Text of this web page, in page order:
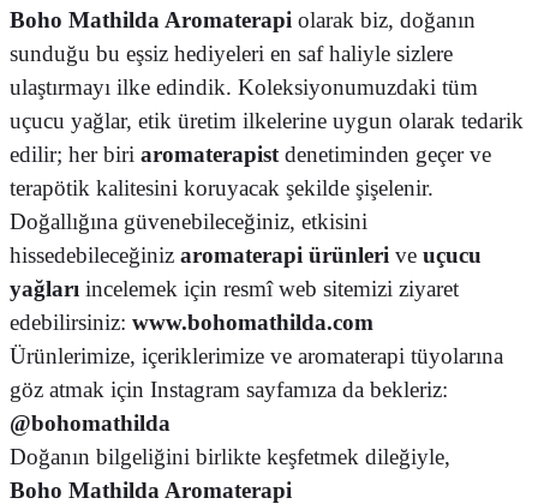
Boho Mathilda Aromaterapi olarak biz, doğanın
sunduğu bu eşsiz hediyeleri en saf haliyle sizlere
ulaştırmayı ilke edindik. Koleksiyonumuzdaki tüm
uçucu yağlar, etik üretim ilkelerine uygun olarak tedarik
edilir; her biri aromaterapist denetiminden geçer ve
terapötik kalitesini koruyacak şekilde şişelenir.
Doğallığına güvenebileceğiniz, etkisini
hissedebileceğiniz aromaterapi ürünleri ve uçucu
yağları incelemek için resmî web sitemizi ziyaret
edebilirsiniz: www.bohomathilda.com
Ürünlerimize, içeriklerimize ve aromaterapi tüyolarına
göz atmak için Instagram sayfamıza da bekleriz:
@bohomathilda
Doğanın bilgeliğini birlikte keşfetmek dileğiyle,
Boho Mathilda Aromaterapi